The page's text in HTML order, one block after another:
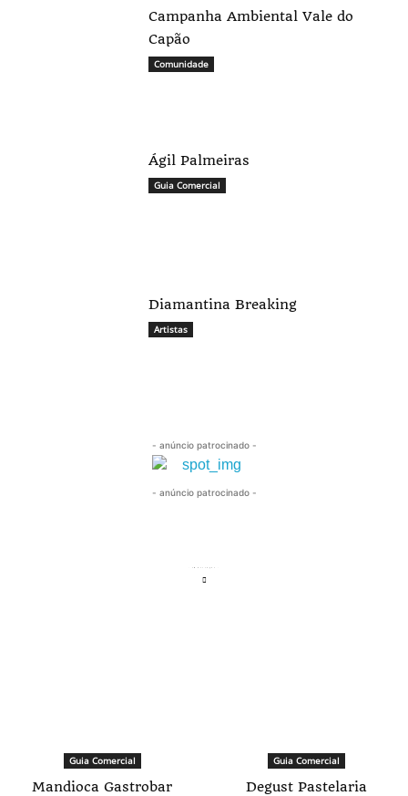
Campanha Ambiental Vale do
Capão
Comunidade
Ágil Palmeiras
Guia Comercial
Diamantina Breaking
Artistas
- anúncio patrocinado -
- anúncio patrocinado -
Guia Comercial
Mandioca Gastrobar
Guia Comercial
Degust Pastelaria